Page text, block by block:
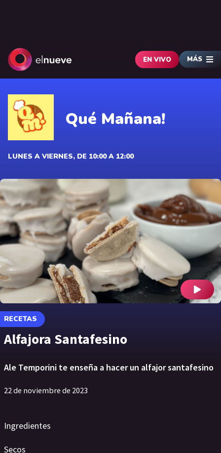
EN VIVO MÁS
Qué Mañana!
LUNES A VIERNES, DE 10:00 A 12:00
RECETAS
Alfajora Santafesino
Ale Temporini te enseña a hacer un alfajor santafesino
22 de noviembre de 2023
Ingredientes
Secos